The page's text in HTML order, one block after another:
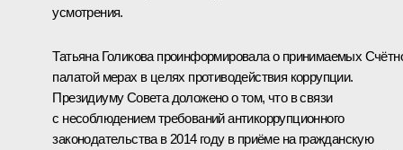
усмотрения.
Татьяна Голикова проинформировала о принимаемых
палатой мерах в целях противодействия коррупции.
Президиуму Совета доложено о том, что в связи
с несоблюдением требований антикоррупционного
законодательства в 2014 году в приёме на гражданскую